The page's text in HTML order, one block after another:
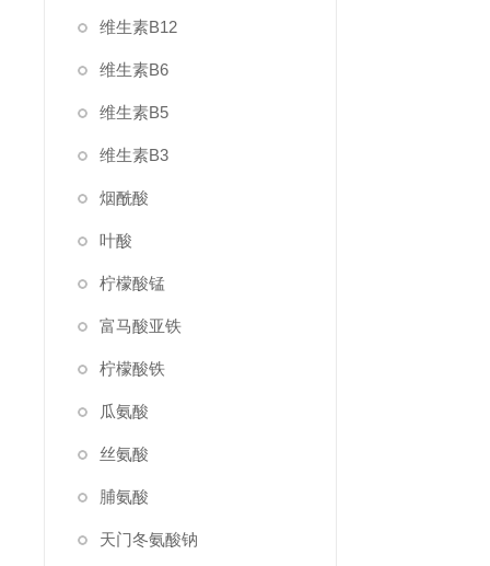
维生素B12
维生素B6
维生素B5
维生素B3
烟酰酸
叶酸
柠檬酸锰
富马酸亚铁
柠檬酸铁
瓜氨酸
丝氨酸
脯氨酸
天门冬氨酸钠